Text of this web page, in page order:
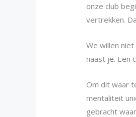
onze club
vertrekken.
We willen
naast je. Een
Om dit waar
mentaliteit
gebracht